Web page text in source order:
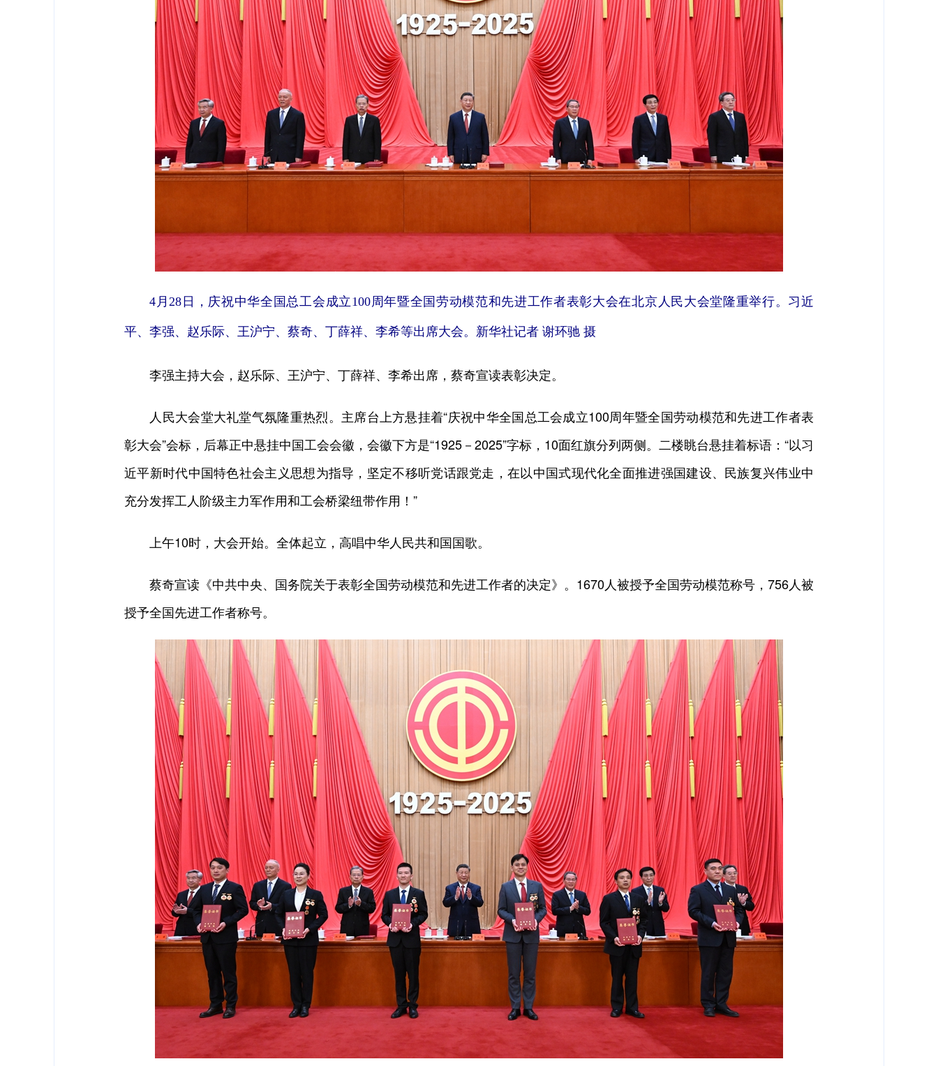
4月28日，庆祝中华全国总工会成立100周年暨全国劳动模范和先进工作者表彰大会在北京人民大会堂隆重举行。习近
平、李强、赵乐际、王沪宁、蔡奇、丁薛祥、李希等出席大会。新华社记者 谢环驰 摄
李强主持大会，赵乐际、王沪宁、丁薛祥、李希出席，蔡奇宣读表彰决定。
人民大会堂大礼堂气氛隆重热烈。主席台上方悬挂着“庆祝中华全国总工会成立100周年暨全国劳动模范和先进工作者表
彰大会”会标，后幕正中悬挂中国工会会徽，会徽下方是“1925－2025”字标，10面红旗分列两侧。二楼眺台悬挂着标语：“以习
近平新时代中国特色社会主义思想为指导，坚定不移听党话跟党走，在以中国式现代化全面推进强国建设、民族复兴伟业中
充分发挥工人阶级主力军作用和工会桥梁纽带作用！”
上午10时，大会开始。全体起立，高唱中华人民共和国国歌。
蔡奇宣读《中共中央、国务院关于表彰全国劳动模范和先进工作者的决定》。1670人被授予全国劳动模范称号，756人被
授予全国先进工作者称号。